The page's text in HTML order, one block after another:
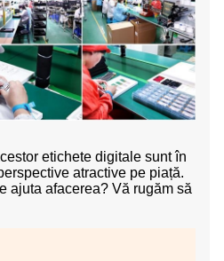
etichete digitale sunt în
atractive pe piață.
ajuta afacerea? Vă rugăm să